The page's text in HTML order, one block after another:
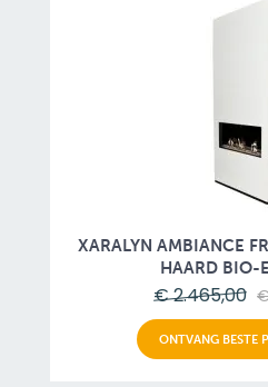
XARALYN AMBIANCE
HAARD BIO-
€ 2.465,00
ONTVANG BESTE